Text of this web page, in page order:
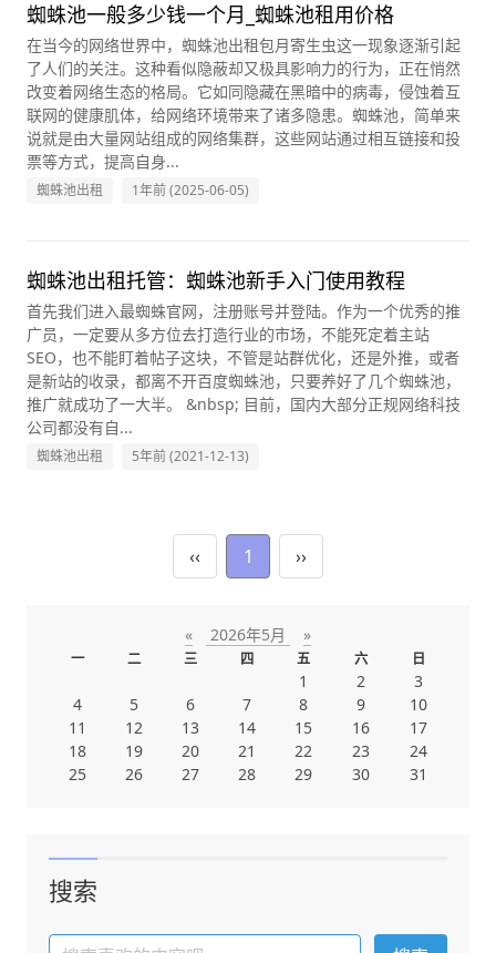
蜘蛛池一般多少钱一个月_蜘蛛池租用价格
在当今的网络世界中，蜘蛛池出租包月寄生虫这一现象逐渐引起
了人们的关注。这种看似隐蔽却又极具影响力的行为，正在悄然
改变着网络生态的格局。它如同隐藏在黑暗中的病毒，侵蚀着互
联网的健康肌体，给网络环境带来了诸多隐患。蜘蛛池，简单来
说就是由大量网站组成的网络集群，这些网站通过相互链接和投
票等方式，提高自身...
蜘蛛池出租 1年前 (2025-06-05)
蜘蛛池出租托管：蜘蛛池新手入门使用教程
首先我们进入最蜘蛛官网，注册账号并登陆。作为一个优秀的推
广员，一定要从多方位去打造行业的市场，不能死定着主站
SEO，也不能盯着帖子这块，不管是站群优化，还是外推，或者
是新站的收录，都离不开百度蜘蛛池，只要养好了几个蜘蛛池，
推广就成功了一大半。 &nbsp; 目前，国内大部分正规网络科技
公司都没有自...
蜘蛛池出租 5年前 (2021-12-13)
‹‹ 1 ››
« 2026年5月 »
一 二 三 四 五 六 日
1 2
3
4
5 6 7 8 9
10
11
12 13 14 15 16
17
18
19 20 21 22 23
24
25
26 27 28 29 30 31
搜索